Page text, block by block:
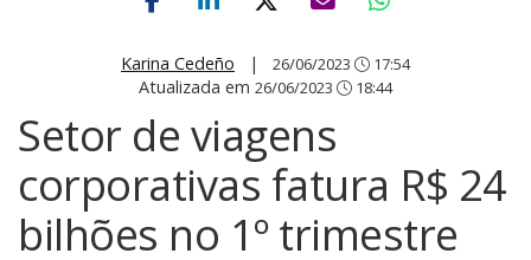
Karina Cedeño | 26/06/2023 17:54
Atualizada em 26/06/2023 18:44
Setor de viagens
corporativas fatura R$ 24
bilhões no 1º trimestre